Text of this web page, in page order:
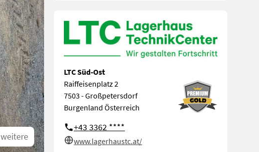
weitere
LTC Süd-Ost
Raiffeisenplatz 2
7503 - Großpetersdorf
Burgenland Österreich
+43 3362 ****
www.lagerhaustc.at/